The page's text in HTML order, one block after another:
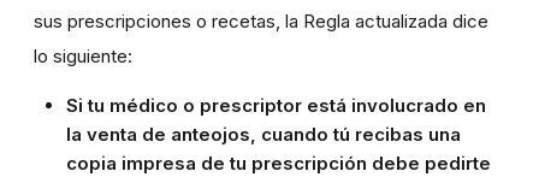
sus prescripciones o recetas, la Regla actualizada dice
lo siguiente:
Si tu médico o prescriptor está involucrado en
la venta de anteojos, cuando tú recibas una
copia impresa de tu prescripción debe pedirte